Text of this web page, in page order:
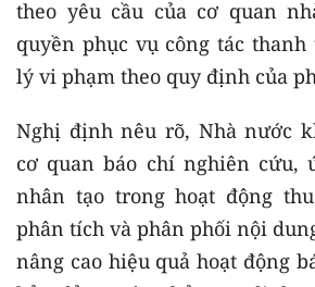
theo yêu cầu của cơ quan
quyền phục vụ công tác
lý vi phạm theo quy định của
Nghị định nêu rõ, Nhà nước
cơ quan báo chí nghiên cứu,
nhân tạo trong hoạt động
phân tích và phân phối nội
nâng cao hiệu quả hoạt động